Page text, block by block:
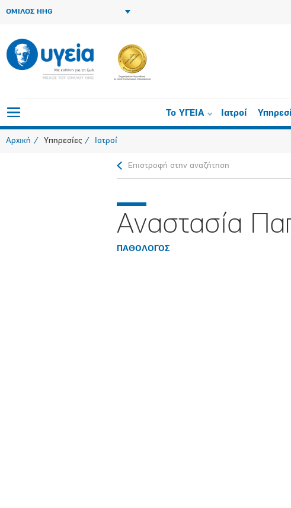
ΟΜΙΛΟΣ HHG
Το ΥΓΕΙΑ Ιατροί
Αρχική Υπηρεσίες Ιατροί
Επιστροφή στην αναζήτηση
Αναστασία
ΠΑΘΟΛΟΓΟΣ